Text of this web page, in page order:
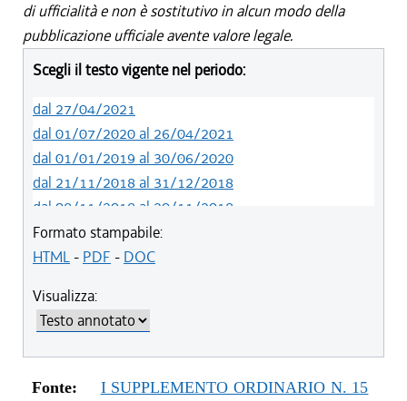
di ufficialità e non è sostitutivo in alcun modo della
pubblicazione ufficiale avente valore legale.
Scegli il testo vigente nel periodo:
dal 27/04/2021
dal 01/07/2020 al 26/04/2021
dal 01/01/2019 al 30/06/2020
dal 21/11/2018 al 31/12/2018
dal 08/11/2018 al 20/11/2018
dal 16/08/2018 al 07/11/2018
dal 29/03/2018 al 15/08/2018
dal 11/11/2017 al 04/01/2018
dal 10/08/2017 al 10/11/2017
dal 27/04/2017 al 09/08/2017
Formato stampabile:
HTML- PDF - DOC
Visualizza:
Fonte:
I SUPPLEMENTO ORDINARIO N. 15